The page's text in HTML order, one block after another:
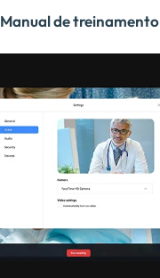
Manual de treinamento